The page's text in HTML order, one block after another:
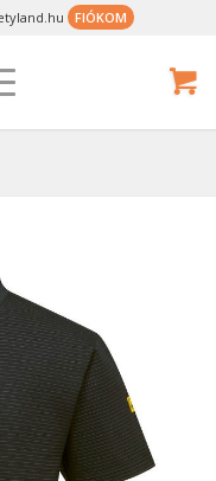
FIÓKOM